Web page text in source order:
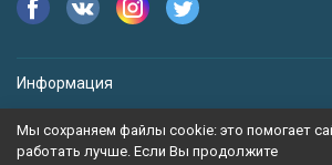
Информация
Мы сохраняем файлы cookie: это помогает
работать лучше. Если Вы продолжите